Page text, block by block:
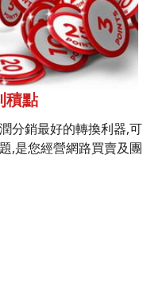
積點
分銷最好的轉換利器,可
,是您經營網路買賣及團